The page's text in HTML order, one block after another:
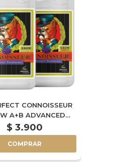
CONNOISSEUR
A+B ADVANCED
NUTRIENTS - 1L
$ 3.900
COMPRAR